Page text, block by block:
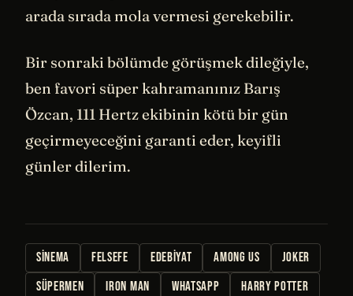
arada sırada mola vermesi gerekebilir.
Bir sonraki bölümde görüşmek dileğiyle,
ben favori süper kahramanınız Barış
Özcan, 111 Hertz ekibinin kötü bir gün
geçirmeyeceğini garanti eder, keyifli
günler dilerim.
SINEMA FELSEFE EDEBIYAT AMONG US
JOKER
SÜPERMEN
IRON MAN WHATSAPP
HARRY POTTER